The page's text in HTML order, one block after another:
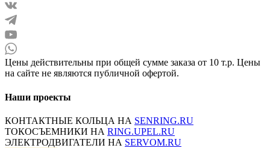
Цены действительны при общей сумме заказа от 10 т.р. Цены
на сайте не являются публичной офертой.
Наши проекты
КОНТАКТНЫЕ КОЛЬЦА НА SENRING.RU
ТОКОСЪЕМНИКИ НА RING.UPEL.RU
ЭЛЕКТРОДВИГАТЕЛИ НА SERVOM.RU